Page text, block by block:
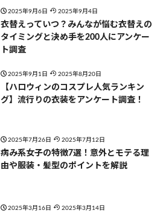
2025年9月6日 2025年9月4日
衣替えっていつ？みんなが悩む衣替えの
タイミングと決め手を200人にアンケー
ト調査
2025年9月1日 2025年8月20日
【ハロウィンのコスプレ人気ランキン
グ】流行りの衣装をアンケート調査！
2025年7月26日 2025年7月12日
病み系女子の特徴7選！意外とモテる理
由や服装・髪型のポイントを解説
2025年3月16日 2025年3月14日